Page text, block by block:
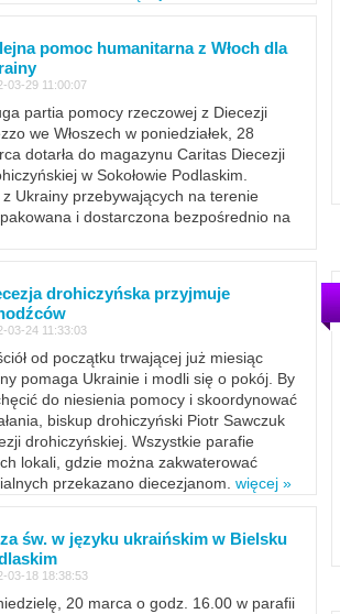
pomoc humanitarna z Włoch dla
03-29 11:00:07
partia pomocy rzeczowej z Diecezji
we Włoszech w poniedziałek, 28
dotarła do magazynu Caritas Diecezji
w Sokołowie Podlaskim.
Ukrainy przebywających na terenie
i dostarczona bezpośrednio na
drohiczyńska przyjmuje
03-24 11:33:03
od początku trwającej już miesiąc
pomaga Ukrainie i modli się o pokój. By
do niesienia pomocy i skoordynować
biskup drohiczyński Piotr Sawczuk
drohiczyńskiej. Wszystkie parafie
lokali, gdzie można zakwaterować
przekazano diecezjanom. więcej »
św. w języku ukraińskim w Bielsku
03-18 18:38:53
20 marca o godz. 16.00 w parafii